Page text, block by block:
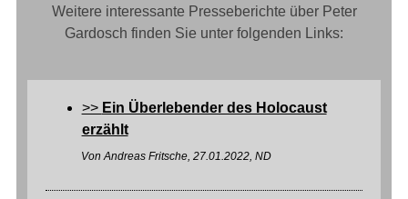
Weitere interessante Presseberichte über Peter
Gardosch finden Sie unter folgenden Links:
>> Ein Überlebender des Holocaust
erzählt
Von Andreas Fritsche, 27.01.2022, ND